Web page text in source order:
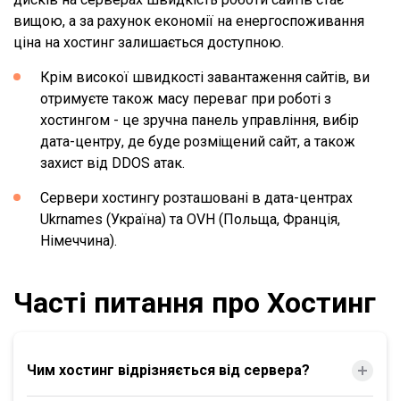
вищою, а за рахунок економії на енергоспоживання
ціна на хостинг залишається доступною.
Крім високої швидкості завантаження сайтів, ви
отримуєте також масу переваг при роботі з
хостингом - це зручна панель управління, вибір
дата-центру, де буде розміщений сайт, а також
захист від DDOS атак.
Сервери хостингу розташовані в дата-центрах
Ukrnames (Україна) та OVH (Польща, Франція,
Німеччина).
Часті питання про Хостинг
Чим хостинг відрізняється від сервера?